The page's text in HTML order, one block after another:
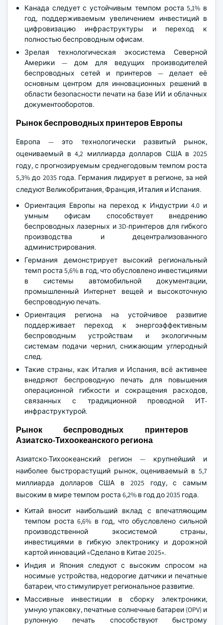
Канада следует с устойчивым темпом роста 5,1% в
год, поддерживаемым увеличением инвестиций в
цифровизацию инфраструктуры и переход к
полностью беспроводным офисам.
Зрелая технологическая экосистема Северной
Америки — дом для ведущих производителей
беспроводных сетей и принтеров — делает её
основным центром для инновационных решений в
области безопасности печати на базе ИИ и облачных
документооборотов.
Рынок беспроводных принтеров Европы
Европа — это технологически развитый рынок,
оцениваемый в 4,2 миллиарда долларов США в 2025
году, с прогнозируемым среднегодовым темпом роста
5,3% до 2035 года. Германия лидирует в регионе, за ней
следуют Великобритания, Франция, Италия и Испания.
Ориентация Европы на переход к Индустрии 4.0 и
умным офисам способствует внедрению
беспроводных лазерных и 3D-принтеров для гибкого
производства и децентрализованного
администрирования.
Германия демонстрирует высокий региональный
темп роста 5,6% в год, что обусловлено инвестициями
в системы автомобильной документации,
промышленный Интернет вещей и высокоточную
беспроводную печать.
Ориентация региона на устойчивое развитие
поддерживает переход к энергоэффективным
беспроводным устройствам и экологичным
системам подачи чернил, снижающим углеродный
след.
Такие страны, как Италия и Испания, всё активнее
внедряют беспроводную печать для повышения
операционной гибкости и сокращения расходов,
связанных с традиционной проводной ИТ-
инфраструктурой.
Рынок беспроводных принтеров
Азиатско-Тихоокеанского региона
Азиатско-Тихоокеанский регион — крупнейший и
наиболее быстрорастущий рынок, оцениваемый в 5,7
миллиарда долларов США в 2025 году, с самым
высоким в мире темпом роста 6,2% в год до 2035 года.
Китай вносит наибольший вклад с впечатляющим
темпом роста 6,6% в год, что обусловлено сильной
производственной экосистемой страны,
инвестициями в гибкую электронику и дорожной
картой инноваций «Сделано в Китае 2025».
Индия и Япония следуют с высоким спросом на
носимые устройства, недорогие датчики и печатные
батареи, что стимулирует региональное развитие.
Массивные инвестиции в сборку электроники,
умную упаковку, печатные солнечные батареи (OPV) и
рулонную печать способствуют быстрому